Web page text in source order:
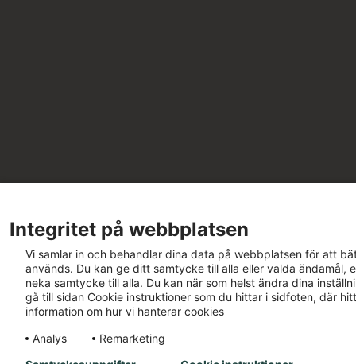
Integritet på webbplatsen
Vi samlar in och behandlar dina data på webbplatsen för att
används. Du kan ge ditt samtycke till alla eller valda ändamål,
neka samtycke till alla. Du kan när som helst ändra dina
gå till sidan Cookie instruktioner som du hittar i sidfoten, där
information om hur vi hanterar cookies
Analys
Remarketing